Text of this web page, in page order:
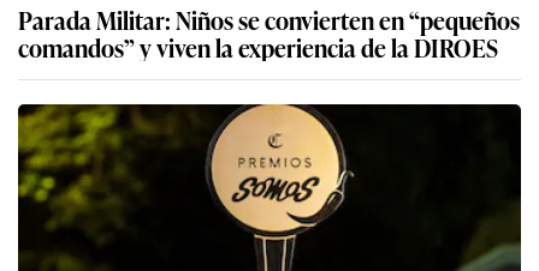
Parada Militar: Niños se convierten en “pequeños
comandos” y viven la experiencia de la DIROES